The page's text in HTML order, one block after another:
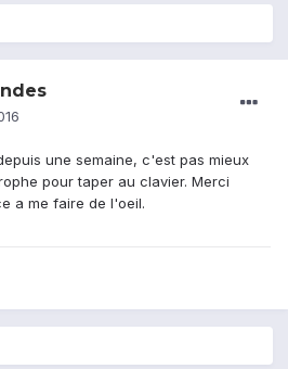
une semaine, c'est pas mieux
pour taper au clavier. Merci
a me faire de l'oeil.